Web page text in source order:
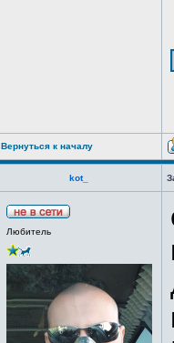
Вернуться к началу
kot_
Любитель